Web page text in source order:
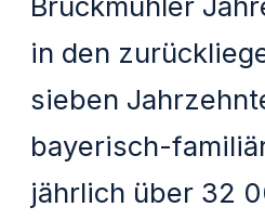
in den
sieben
bayerisch-
jährlich über 32